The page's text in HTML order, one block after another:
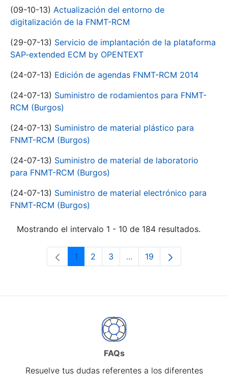
(09-10-13) Actualización del entorno de
digitalización de la FNMT-RCM
(29-07-13) Servicio de implantación de la plataforma
SAP-extended ECM by OPENTEXT
(24-07-13) Edición de agendas FNMT-RCM 2014
(24-07-13) Suministro de rodamientos para FNMT-
RCM (Burgos)
(24-07-13) Suministro de material plástico para
FNMT-RCM (Burgos)
(24-07-13) Suministro de material de laboratorio
para FNMT-RCM (Burgos)
(24-07-13) Suministro de material electrónico para
FNMT-RCM (Burgos)
Mostrando el intervalo 1 - 10 de 184 resultados.
Página
1 Página
2 Página
3 ...Páginas intermedias Use
Página
19
FAQs
Resuelve tus dudas referentes a los diferentes